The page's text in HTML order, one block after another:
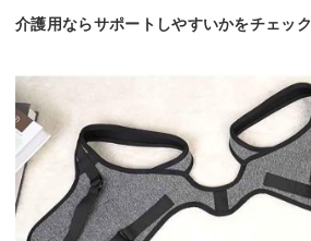
介護用ならサポートしやすいかをチェック